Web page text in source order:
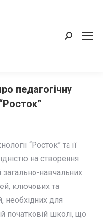
Пошук:
педагогічну
“Росток” та її
на створення
навчальних
ключових та
необхідних для
початковій школі, що